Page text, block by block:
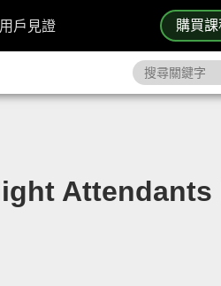
購買課
用戶見證